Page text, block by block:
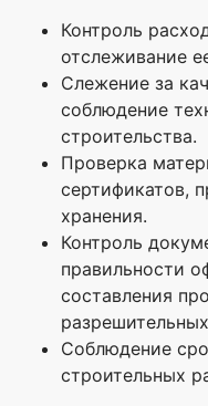
Контроль
отслеживание
Слежение за
соблюдение
строительства.
Проверка
сертификатов,
хранения.
Контроль
правильности
составления
Соблюдение
строительных